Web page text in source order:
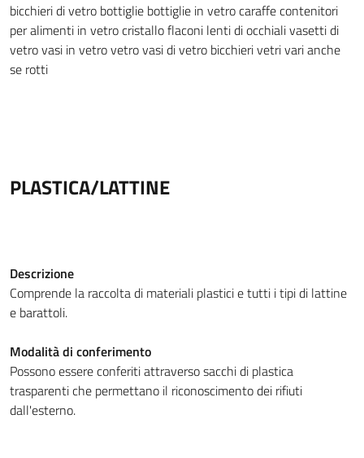
bicchieri di vetro bottiglie bottiglie in vetrocaraffecontenitori
per alimenti in vetrocristalloflaconi lenti di occhialivasetti di
vetrovasi in vetrovetrovasi di vetro bicchierivetri vari anche
se rotti
PLASTICA/LATTINE
Descrizione
Comprende la raccolta di materiali plastici e tutti i tipi di lattine
e barattoli.
Modalità di conferimento
Possono essere conferiti attraverso sacchi di plastica
trasparenti che permettano il riconoscimento dei rifiuti
dall'esterno.